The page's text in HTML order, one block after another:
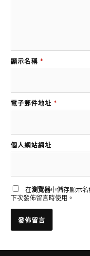
顯示名稱 *
電子郵件地址 *
個人網站網址
在瀏覽器中儲存顯示
下次發佈留言時使用。